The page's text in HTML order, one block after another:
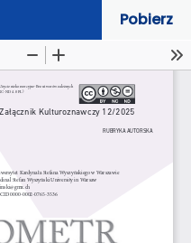
Pobierz